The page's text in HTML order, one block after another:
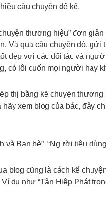
câu chuyện để kể.
thương hiệu” đơn
Và qua câu chuyện đó, gửi
đẹp với các đối tác và
có lôi cuốn mọi người hay
thị bằng kể chuyện thương
xem blog của bác, đây
và Bạn bè”, “Người tiêu
blog cũng là cách kể
dụ như “Tân Hiệp Phát